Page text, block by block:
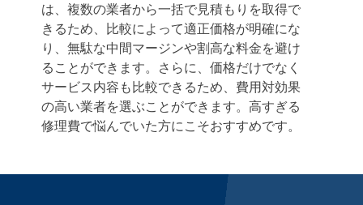
は、複数の業者から一括で見積もりを取得で
きるため、比較によって適正価格が明確にな
り、無駄な中間マージンや割高な料金を避け
ることができます。さらに、価格だけでなく
サービス内容も比較できるため、費用対効果
の高い業者を選ぶことができます。高すぎる
修理費で悩んでいた方にこそおすすめです。